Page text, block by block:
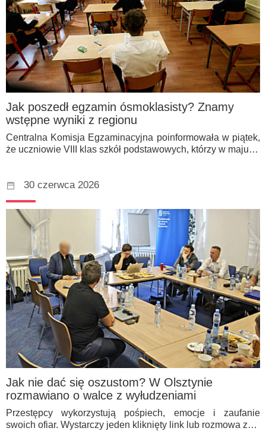
Jak poszedł egzamin ósmoklasisty? Znamy
wstępne wyniki z regionu
Centralna Komisja Egzaminacyjna poinformowała w piątek,
że uczniowie VIII klas szkół podstawowych, którzy w maju…
30 czerwca 2026
Jak nie dać się oszustom? W Olsztynie
rozmawiano o walce z wyłudzeniami
Przestępcy wykorzystują pośpiech, emocje i zaufanie
swoich ofiar. Wystarczy jeden kliknięty link lub rozmowa z…